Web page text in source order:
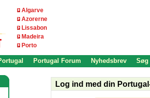
Algarve
Azorerne
Lissabon
Madeira
Porto
Portugal Forum Nyhedsbrev Søg
Log ind med din